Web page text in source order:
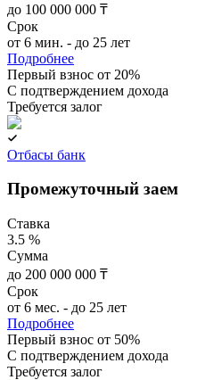
до 100 000 000 ₸
Срок
от 6 мин. - до 25 лет
Подробнее
Первый взнос от 20%
C подтверждением дохода
Требуется залог
Отбасы банк
Промежуточный заем
Ставка
3.5 %
Сумма
до 200 000 000 ₸
Срок
от 6 мес. - до 25 лет
Подробнее
Первый взнос от 50%
C подтверждением дохода
Требуется залог